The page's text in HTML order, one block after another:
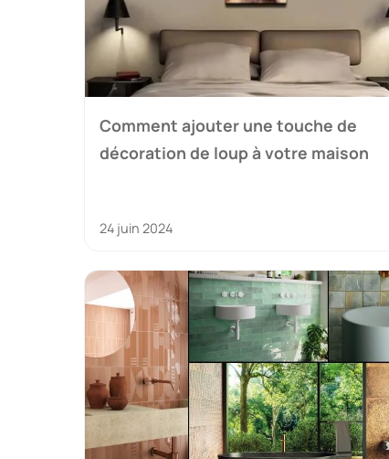
Comment ajouter une touche de
décoration de loup à votre maison
24 juin 2024